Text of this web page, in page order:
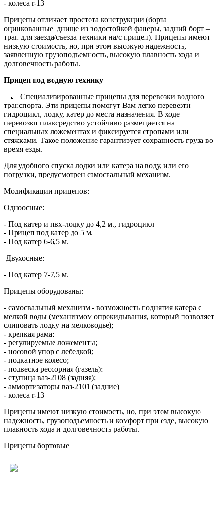
- колеса r-13
Прицепы отличает простота конструкции (борта
оцинкованные, днище из водостойкой фанеры, задний борт –
трап для заезда/съезда техники на/с прицеп). Прицепы имеют
низкую стоимость, но, при этом высокую надежность,
заявленную грузоподъемность, высокую плавность хода и
долговечность работы.
Прицеп под водную технику
Специализированные прицепы для перевозки водного
транспорта. Эти прицепы помогут Вам легко перевезти
гидроцикл, лодку, катер до места назначения. В ходе
перевозки плавсредство устойчиво размещается на
специальных ложементах и фиксируется стропами или
стяжками. Такое положение гарантирует сохранность груза во
время езды.
Для удобного спуска лодки или катера на воду, или его
погрузки, предусмотрен самосвальный механизм.
Модификации прицепов:
Одноосные:
- Под катер и пвх-лодку до 4,2 м., гидроцикл
- Прицеп под катер до 5 м.
- Под катер 6-6,5 м.
Двухосные:
- Под катер 7-7,5 м.
Прицепы оборудованы:
- самосвальный механизм - возможность поднятия катера с
мелкой воды (механизмом опрокидывания, который позволяет
слиповать лодку на мелководье);
- крепкая рама;
- регулируемые ложементы;
- носовой упор с лебедкой;
- подкатное колесо;
- подвеска рессорная (газель);
- ступица ваз-2108 (задняя);
- аммортизаторы ваз-2101 (задние)
- колеса r-13
Прицепы имеют низкую стоимость, но, при этом высокую
надежность, грузоподъемность и комфорт при езде, высокую
плавность хода и долговечность работы.
Прицепы бортовые